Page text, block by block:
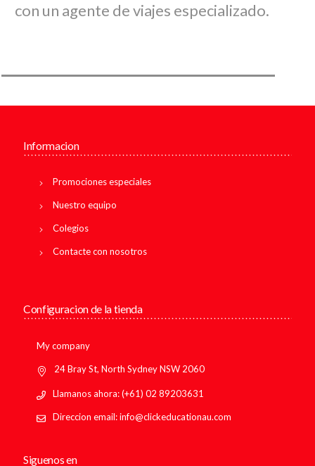
con un agente de viajes especializado.
Informacion
Promociones especiales
Nuestro equipo
Colegios
Contacte con nosotros
Configuracion de la tienda
My company
24 Bray St, North Sydney NSW 2060
Llamanos ahora: (+61) 02 89203631
Direccion email: info@clickeducationau.com
Siguenos en